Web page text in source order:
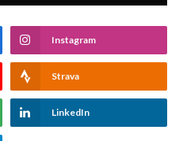
Instagram
Strava
LinkedIn